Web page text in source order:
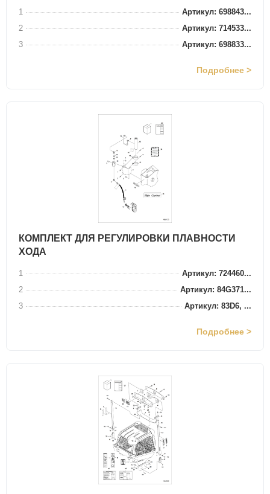
1
Артикул: 698843...
2
Артикул: 714533...
3
Артикул: 698833...
Подробнее >
КОМПЛЕКТ ДЛЯ РЕГУЛИРОВКИ ПЛАВНОСТИ
ХОДА
1
Артикул: 724460...
2
Артикул: 84G371...
3
Артикул: 83D6, ...
Подробнее >